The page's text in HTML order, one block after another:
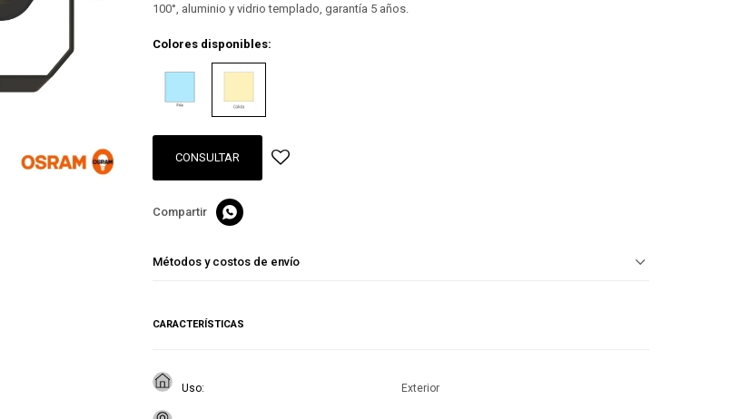
100°, aluminio y vidrio templado, garantía 5 años.
Colores disponibles:
CONSULTAR

Métodos y costos de envío
CARACTERÍSTICAS
Uso Exterior